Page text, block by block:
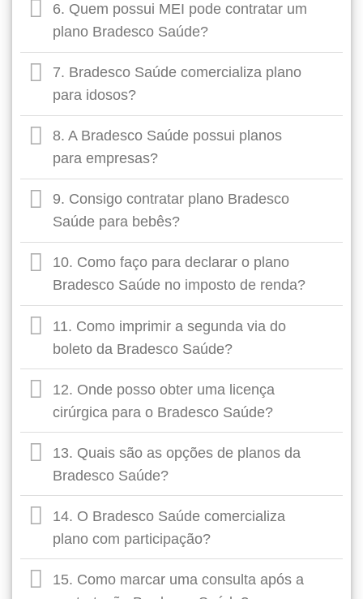
6. Quem possui MEI pode contratar um
plano Bradesco Saúde?
7. Bradesco Saúde comercializa plano
para idosos?
8. A Bradesco Saúde possui planos
para empresas?
9. Consigo contratar plano Bradesco
Saúde para bebês?
10. Como faço para declarar o plano
Bradesco Saúde no imposto de renda?
11. Como imprimir a segunda via do
boleto da Bradesco Saúde?
12. Onde posso obter uma licença
cirúrgica para o Bradesco Saúde?
13. Quais são as opções de planos da
Bradesco Saúde?
14. O Bradesco Saúde comercializa
plano com participação?
15. Como marcar uma consulta após a